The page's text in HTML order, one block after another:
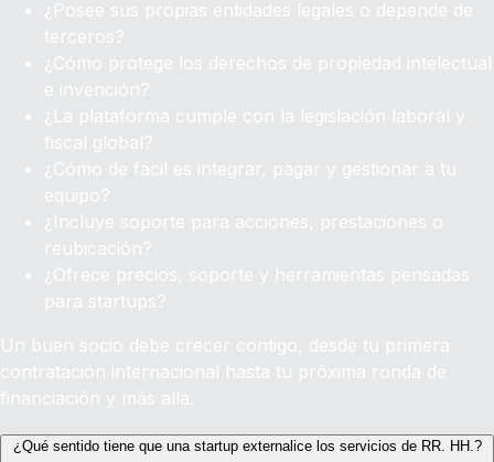
¿Posee sus propias entidades legales o depende de
terceros?
¿Cómo protege los derechos de propiedad intelectual
e invención?
¿La plataforma cumple con la legislación laboral y
fiscal global?
¿Cómo de fácil es integrar, pagar y gestionar a tu
equipo?
¿Incluye soporte para acciones, prestaciones o
reubicación?
¿Ofrece precios, soporte y herramientas pensadas
para startups?
Un buen socio debe crecer contigo, desde tu primera
contratación internacional hasta tu próxima ronda de
financiación y más allá.
¿Qué sentido tiene que una startup externalice los servicios de RR. HH.?